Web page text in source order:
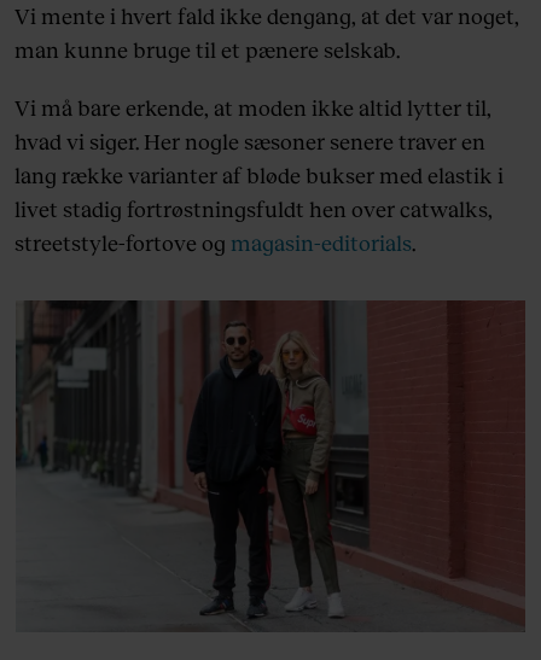
Vi mente i hvert fald ikke dengang, at det var noget,
man kunne bruge til et pænere selskab.
Vi må bare erkende, at moden ikke altid lytter til,
hvad vi siger. Her nogle sæsoner senere traver en
lang række varianter af bløde bukser med elastik i
livet stadig fortrøstningsfuldt hen over catwalks,
streetstyle-fortove og magasin-editorials.